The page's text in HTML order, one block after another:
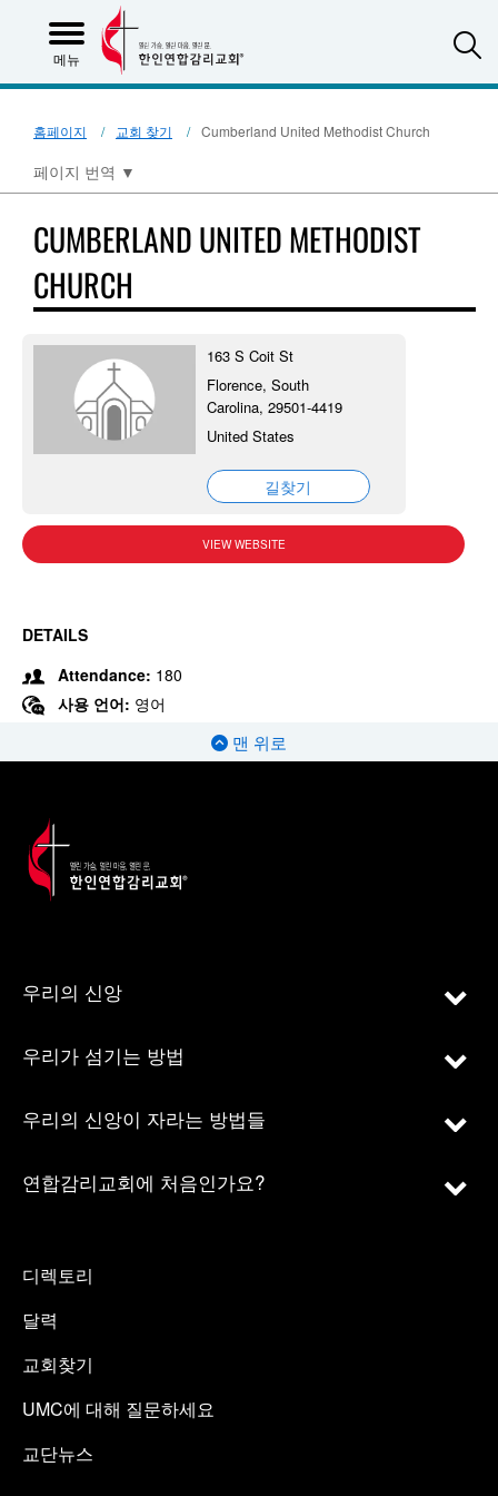
메뉴
홈페이지 교회 찾기 Cumberland United Methodist Church
페이지 번역 ▼
CUMBERLAND UNITED METHODIST
CHURCH
163 S Coit St
Florence, South
Carolina, 29501-4419
United States
길찾기
VIEW WEBSITE
DETAILS
Attendance: 180
사용 언어: 영어
맨 위로
우리의 신앙
우리가 섬기는 방법
우리의 신앙이 자라는 방법들
연합감리교회에 처음인가요?
디렉토리
달력
교회찾기
UMC에 대해 질문하세요
교단뉴스